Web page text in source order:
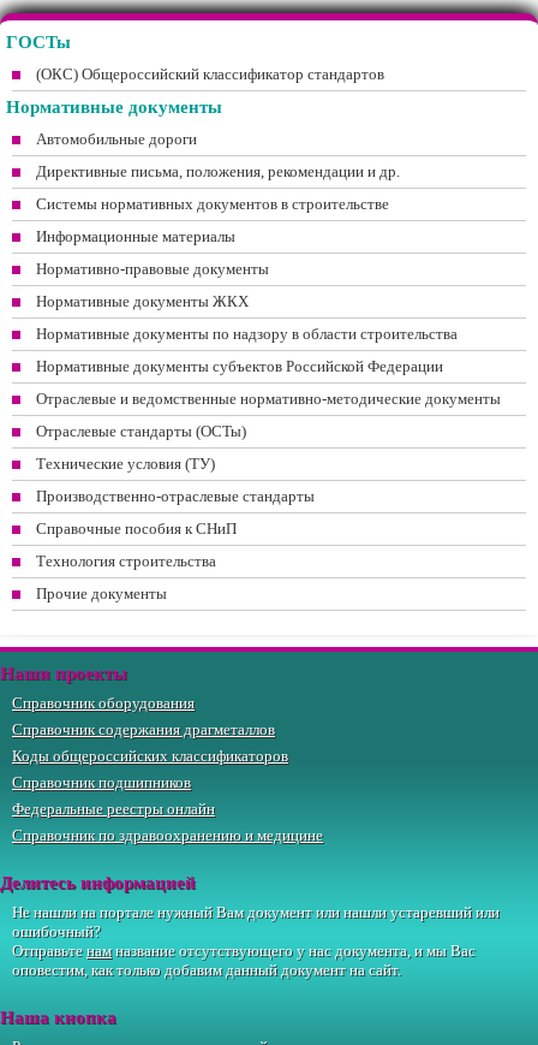
ГОСТы
(ОКС) Общероссийский классификатор стандартов
Нормативные документы
Автомобильные дороги
Директивные письма, положения, рекомендации и др.
Системы нормативных документов в строительстве
Информационные материалы
Нормативно-правовые документы
Нормативные документы ЖКХ
Нормативные документы по надзору в области строительства
Нормативные документы субъектов Российской Федерации
Отраслевые и ведомственные нормативно-методические документы
Отраслевые стандарты (ОСТы)
Технические условия (ТУ)
Производственно-отраслевые стандарты
Справочные пособия к СНиП
Технология строительства
Прочие документы
Наши проекты
Справочник оборудования
Справочник содержания драгметаллов
Коды общероссийских классификаторов
Справочник подшипников
Федеральные реестры онлайн
Справочник по здравоохранению и медицине
Делитесь информацией
Не нашли на портале нужный Вам документ или нашли устаревший или
ошибочный?
Отправьтенамназвание отсутствующего у нас документа, и мы Вас
оповестим, как только добавим данный документ на сайт.
Наша кнопка